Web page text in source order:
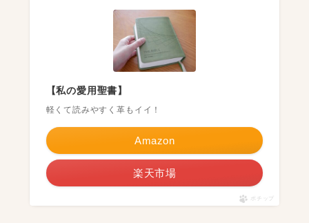
【私の愛用聖書】
軽くて読みやすく革もイイ！
Amazon
楽天市場
ポチップ